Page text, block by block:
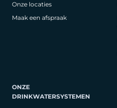
Onze locaties
Maak een afspraak
ONZE
DRINKWATERSYSTEMEN